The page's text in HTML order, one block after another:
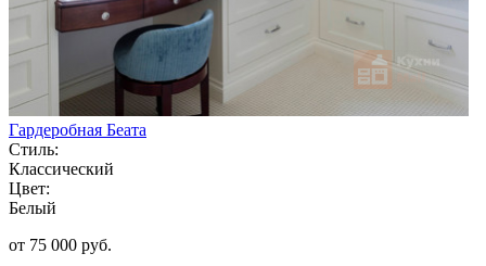
Гардеробная Беата
Стиль:
Классический
Цвет:
Белый
от 75 000 руб.